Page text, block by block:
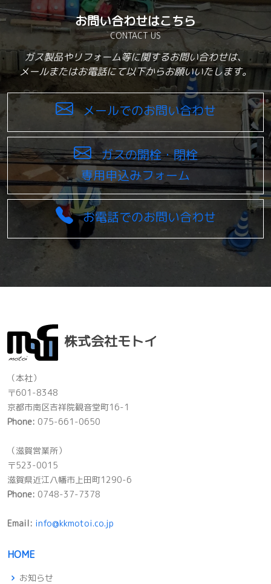
お問い合わせはこちら
CONTACT US
ガス製品やリフォーム等に関するお問い合わせは、
メールまたはお電話にて以下からお願いいたします。
メールでのお問い合わせ
ガスの開栓・閉栓
専用申込みフォーム
お電話でのお問い合わせ
株式会社モトイ
（本社）
〒601-8348
京都市南区吉祥院観音堂町16-1
Phone: 075-661-0650
（滋賀営業所）
〒523-0015
滋賀県近江八幡市上田町1290-6
Phone: 0748-37-7378
Email: info@kkmotoi.co.jp
HOME
お知らせ